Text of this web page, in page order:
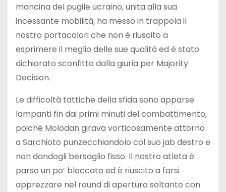
mancina del pugile ucraino, unita alla sua
incessante mobilità, ha messo in trappola il
nostro portacolori che non è riuscito a
esprimere il meglio delle sue qualità ed è stato
dichiarato sconfitto dalla giuria per Majority
Decision.
Le difficoltà tattiche della sfida sono apparse
lampanti fin dai primi minuti del combattimento,
poiché Molodan girava vorticosamente attorno
a Sarchioto punzecchiandolo col suo jab destro e
non dandogli bersaglio fisso. Il nostro atleta è
parso un po’ bloccato ed è riuscito a farsi
apprezzare nel round di apertura soltanto con